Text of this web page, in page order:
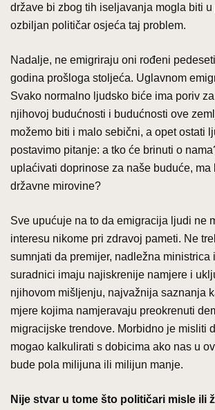
države bi zbog tih iseljavanja mogla biti
ozbiljan političar osjeća taj problem.
Nadalje, ne emigriraju oni rođeni
godina prošloga stoljeća. Uglavnom
Svako normalno ljudsko biće ima poriv
njihovoj budućnosti i budućnosti ove
možemo biti i malo sebični, a opet ostati
postavimo pitanje: a tko će brinuti o
uplaćivati doprinose za naše buduće, ma
državne mirovine?
Sve upućuje na to da emigracija ljudi ne
interesu nikome pri zdravoj pameti. Ne
sumnjati da premijer, nadležna ministrica
suradnici imaju najiskrenije namjere i
njihovom mišljenju, najvažnija saznanja
mjere kojima namjeravaju preokrenuti
migracijske trendove. Morbidno je misliti
mogao kalkulirati s dobicima ako nas u
bude pola milijuna ili milijun manje.
Nije stvar u tome što političari misle ili